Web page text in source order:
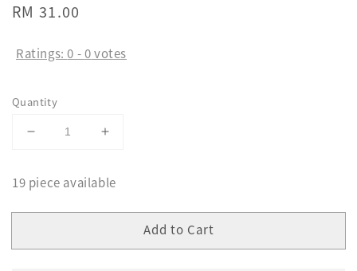
Regular
RM 31.00
Ratings:0 -0votes
Quantity
19 piece available
Add to Cart